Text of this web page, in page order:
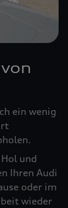
ein wenig
und
Ihren Audi
oder im
wieder